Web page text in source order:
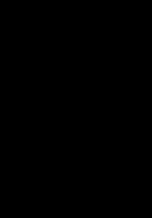
World Order
and Promise